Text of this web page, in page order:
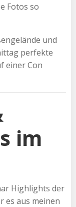
Fotos so
und
perfekte
einer Con
im
Highlights der
es aus meinen